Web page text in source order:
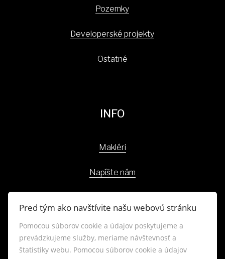
Pozemky
Developerské projekty
Ostatné
INFO
Makléri
Napíšte nám
Blog
Lokality
Pred tým ako navštívite našu webovú stránku
Pomocou súborov cookie a údajov poskytujeme a
prevádzkujeme služby, meriame návštevnosť a
štatistiky webu. Pomocou súborov cookie a údajov